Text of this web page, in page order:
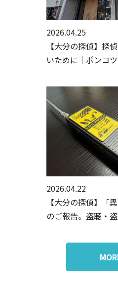
2026.04.25
【大分の探偵】探
いために｜ポンコ
2026.04.22
【大分の探偵】「
のご報告。盗聴・